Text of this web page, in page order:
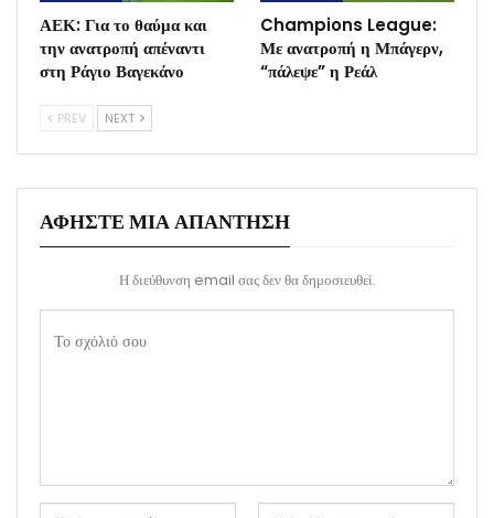
ΑΕΚ: Για το θαύμα και
την ανατροπή απέναντι
στη Ράγιο Βαγεκάνο
Champions League:
Με ανατροπή η Μπάγερν,
“πάλεψε” η Ρεάλ
PREV NEXT
ΑΦΉΣΤΕ ΜΙΑ ΑΠΆΝΤΗΣΗ
Η διεύθυνση email σας δεν θα δημοσιευθεί.